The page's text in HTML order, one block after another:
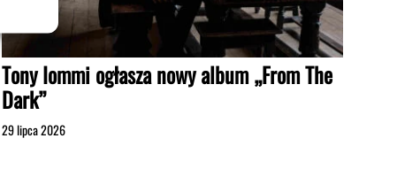
Tony Iommi ogłasza nowy album „From The
Dark”
29 lipca 2026